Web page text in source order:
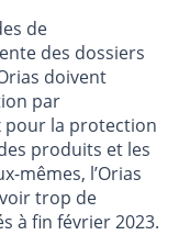
de
des dossiers
doivent
par
pour la protection
produits et les
mêmes, l’Orias
trop de
à fin février 2023.